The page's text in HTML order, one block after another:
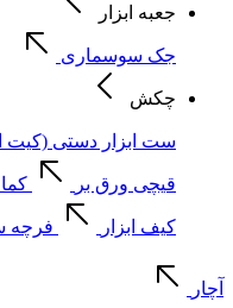
جعبه ابزار
جک سوسماری
چکش
ست ابزار دستی (کیت
قیچی ورق بر
کیف ابزار فرچه
آچار